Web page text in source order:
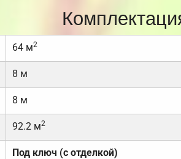
64 м2
8 м
8 м
92.2 м2
Под ключ (с отделкой)